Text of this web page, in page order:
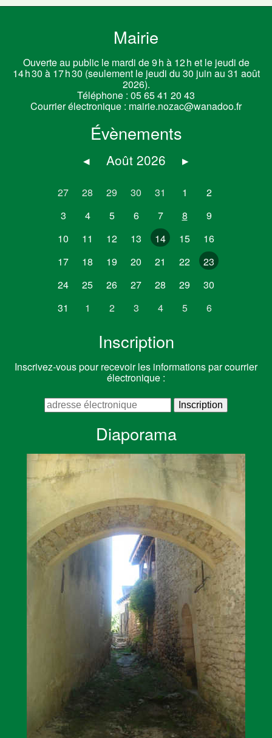
Mairie
Ouverte au public le mardi de 9 h à 12 h et le jeudi de
14 h 30 à 17 h 30 (seulement le jeudi du 30 juin au 31 août
2026).
Téléphone : 05 65 41 20 43
Courrier électronique : mairie.nozac@wanadoo.fr
Évènements
◂ Août 2026 ▸
27 28 29 30 31 1
2
3
4 5 6 7 8
9
10
11 12 13 14 15
16
17
18 19 20 21 22
23
24
25 26 27 28 29
30
31
1 2 3 4 5 6
Inscription
Inscrivez-vous pour recevoir les informations par courrier
électronique :
Diaporama